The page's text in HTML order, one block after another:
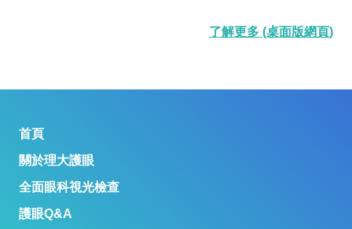
了解更多 (桌面版網頁)
首頁
關於理大護眼
全面眼科視光檢查
護眼Q&A